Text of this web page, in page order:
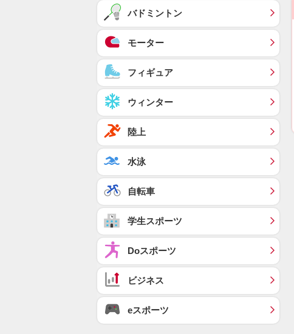
バドミントン
モーター
フィギュア
ウィンター
陸上
水泳
自転車
学生スポーツ
Doスポーツ
ビジネス
eスポーツ